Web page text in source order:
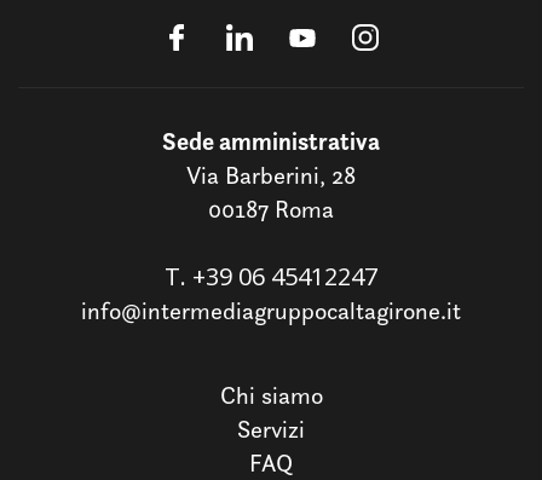
Sede amministrativa
Via Barberini, 28
00187 Roma
T. +39 06 45412247
info@intermediagruppocaltagirone.it
Chi siamo
Servizi
FAQ